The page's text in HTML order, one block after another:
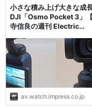
小さな積み上げ大きな成長
DJI「Osmo Pocket 3」
寺信良の週刊 Electric
av.watch.impress.co.jp